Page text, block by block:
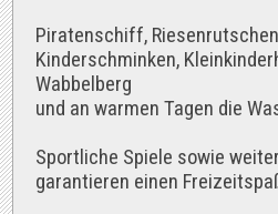
Piratenschiff,
Kinderschminken,
Wabbelberg
und an warmen Tagen die
Sportliche Spiele sowie
garantieren einen